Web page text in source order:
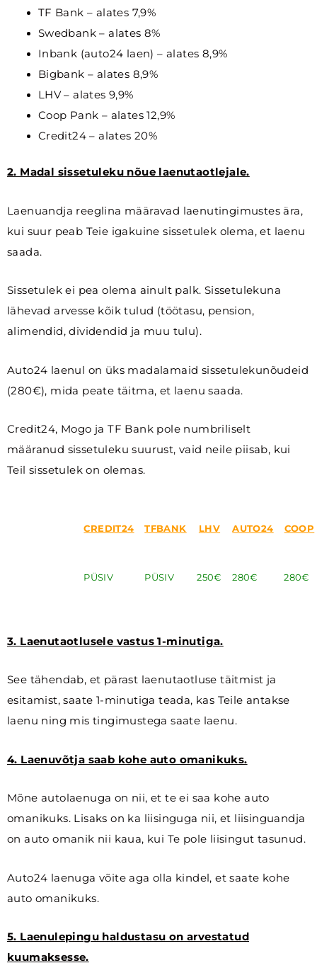
TF Bank – alates 7,9%
Swedbank – alates 8%
Inbank (auto24 laen) – alates 8,9%
Bigbank – alates 8,9%
LHV – alates 9,9%
Coop Pank – alates 12,9%
Credit24 – alates 20%
2. Madal sissetuleku nõue laenutaotlejale.
Laenuandja reeglina määravad laenutingimustes ära,
kui suur peab Teie igakuine sissetulek olema, et laenu
saada.
Sissetulek ei pea olema ainult palk. Sissetulekuna
lähevad arvesse kõik tulud (töötasu, pension,
alimendid, dividendid ja muu tulu).
Auto24 laenul on üks madalamaid sissetulekunõudeid
(280€), mida peate täitma, et laenu saada.
Credit24, Mogo ja TF Bank pole numbriliselt
määranud sissetuleku suurust, vaid neile piisab, kui
Teil sissetulek on olemas.
CREDIT24 TFBANK LHV AUTO24 COOP
PÜSIV PÜSIV 250€ 280€ 280€
3. Laenutaotlusele vastus 1-minutiga.
See tähendab, et pärast laenutaotluse täitmist ja
esitamist, saate 1-minutiga teada, kas Teile antakse
laenu ning mis tingimustega saate laenu.
4. Laenuvõtja saab kohe auto omanikuks.
Mõne autolaenuga on nii, et te ei saa kohe auto
omanikuks. Lisaks on ka liisinguga nii, et liisinguandja
on auto omanik nii kaua, kui Te pole liisingut tasunud.
Auto24 laenuga võite aga olla kindel, et saate kohe
auto omanikuks.
5. Laenulepingu haldustasu on arvestatud
kuumaksesse.